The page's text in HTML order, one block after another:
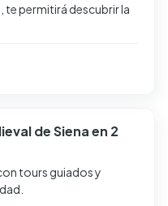
te permitirá descubrir la
de Siena en 2
tours guiados y